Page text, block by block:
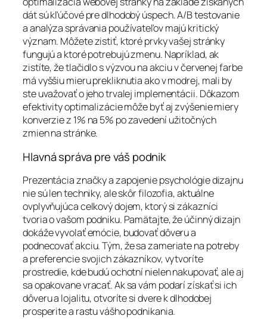
dát sú kľúčové pre dlhodobý úspech. A/B testovanie
a analýza správania používateľov majú kritický
význam. Môžete zistiť, ktoré prvky vašej stránky
fungujú a ktoré potrebujú zmenu. Napríklad, ak
zistíte, že tlačidlo s výzvou na akciu v červenej farbe
má vyššiu mieru prekliknutia ako v modrej, mali by
ste uvažovať o jeho trvalej implementácii. Dôkazom
efektivity optimalizácie môže byť aj zvýšenie miery
konverzie z 1% na 5% po zavedení užitočných
zmien na stránke.
Hlavná správa pre váš podnik
Prezentácia značky a zapojenie psychológie dizajnu
nie sú len techniky, ale skôr filozofia, aktuálne
ovplyvňujúca celkový dojem, ktorý si zákazníci
tvoria o vašom podniku. Pamätajte, že účinný dizajn
dokáže vyvolať emócie, budovať dôveru a
podnecovať akciu. Tým, že sa zameriate na potreby
a preferencie svojich zákazníkov, vytvoríte
prostredie, kde budú ochotní nielen nakupovať, ale aj
sa opakovane vracať. Ak sa vám podarí získať si ich
dôveru a lojalitu, otvoríte si dvere k dlhodobej
prosperite a rastu vášho podnikania.